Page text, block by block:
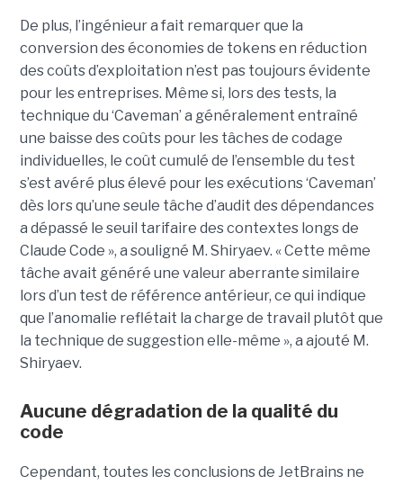
De plus, l’ingénieur a fait remarquer que la
conversion des économies de tokens en réduction
des coûts d’exploitation n’est pas toujours évidente
pour les entreprises. Même si, lors des tests, la
technique du ‘Caveman’ a généralement entraîné
une baisse des coûts pour les tâches de codage
individuelles, le coût cumulé de l’ensemble du test
s’est avéré plus élevé pour les exécutions ‘Caveman’
dès lors qu’une seule tâche d’audit des dépendances
a dépassé le seuil tarifaire des contextes longs de
Claude Code », a souligné M. Shiryaev. « Cette même
tâche avait généré une valeur aberrante similaire
lors d’un test de référence antérieur, ce qui indique
que l’anomalie reflétait la charge de travail plutôt que
la technique de suggestion elle-même », a ajouté M.
Shiryaev.
Aucune dégradation de la qualité du
code
Cependant, toutes les conclusions de JetBrains ne